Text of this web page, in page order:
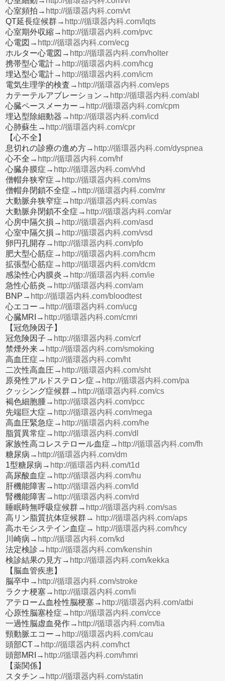
心室頻拍→ http://循環器内科.com/vt
QT延長症候群→ http://循環器内科.com/lqts
心室期外収縮→ http://循環器内科.com/pvc
心電図→ http://循環器内科.com/ecg
ホルター心電図→ http://循環器内科.com/holter
携帯型心電計→ http://循環器内科.com/hcg
埋込型心電計→ http://循環器内科.com/icm
電気生理学的検査→ http://循環器内科.com/eps
カテーテルアブレーション→ http://循環器内科.com/abl
心臓ペースメーカー→ http://循環器内科.com/cpm
埋込型除細動器→ http://循環器内科.com/icd
心肺蘇生→ http://循環器内科.com/cpr
【心不全】
息切れの診療の進め方→ http://循環器内科.com/dyspnea
心不全→ http://循環器内科.com/hf
心臓弁膜症→ http://循環器内科.com/vhd
僧帽弁狭窄症→ http://循環器内科.com/ms
僧帽弁閉鎖不全症→ http://循環器内科.com/mr
大動脈弁狭窄症→ http://循環器内科.com/as
大動脈弁閉鎖不全症→ http://循環器内科.com/ar
心房中隔欠損→ http://循環器内科.com/asd
心室中隔欠損→ http://循環器内科.com/vsd
卵円孔開存→ http://循環器内科.com/pfo
肥大型心筋症→ http://循環器内科.com/hcm
拡張型心筋症→ http://循環器内科.com/dcm
感染性心内膜炎→ http://循環器内科.com/ie
急性心筋炎→ http://循環器内科.com/am
BNP→ http://循環器内科.com/bloodtest
心エコー→ http://循環器内科.com/ucg
心臓MRI→ http://循環器内科.com/cmri
【冠危険因子】
冠危険因子→ http://循環器内科.com/crf
禁煙外来→ http://循環器内科.com/smoking
高血圧症→ http://循環器内科.com/ht
二次性高血圧→ http://循環器内科.com/sht
原発性アルドステロン症→ http://循環器内科.com/pa
クッシング症候群→ http://循環器内科.com/cs
褐色細胞腫→ http://循環器内科.com/pcc
先端巨大症→ http://循環器内科.com/mega
高血圧緊急症→ http://循環器内科.com/he
脂質異常症→ http://循環器内科.com/dl
家族性高コレステロール血症→ http://循環器内科.com/fh
糖尿病→ http://循環器内科.com/dm
1型糖尿病→ http://循環器内科.com/t1d
高尿酸血症→ http://循環器内科.com/hu
肝機能障害→ http://循環器内科.com/ld
腎機能障害→ http://循環器内科.com/rd
睡眠時無呼吸症候群→ http://循環器内科.com/sas
高リン脂質抗体症候群→ http://循環器内科.com/aps
高ホモシステイン血症→ http://循環器内科.com/hcy
川崎病→ http://循環器内科.com/kd
法定検診→ http://循環器内科.com/kenshin
検診結果の見方→ http://循環器内科.com/kekka
【脳血管疾患】
脳卒中→ http://循環器内科.com/stroke
ラクナ梗塞→ http://循環器内科.com/li
アテローム血栓性脳梗塞→ http://循環器内科.com/atbi
心原性脳塞栓症→ http://循環器内科.com/cce
一過性脳虚血発作→ http://循環器内科.com/tia
頸動脈エコー→ http://循環器内科.com/cau
頭部CT→ http://循環器内科.com/hct
頭部MRI→ http://循環器内科.com/hmri
【薬関係】
スタチン→ http://循環器内科.com/statin